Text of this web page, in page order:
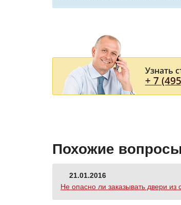
Узнать
+ 7
Похожие вопросы
21.01.2016
Не опасно ли заказывать двери из